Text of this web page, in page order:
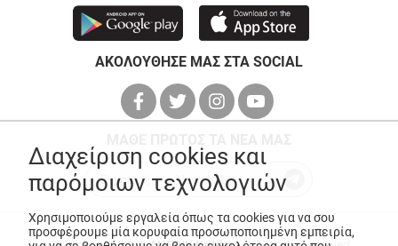
ΑΚΟΛΟΥΘΗΣΕ ΜΑΣ ΣΤΑ SOCIAL
Διαχείριση cookies και
παρόμοιων τεχνολογιών
Χρησιμοποιούμε εργαλεία όπως τα cookies για να σου
προσφέρουμε μία κορυφαία προσωποποιημένη εμπειρία,